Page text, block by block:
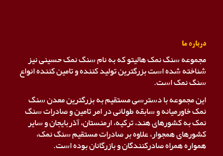
درباره ما
مجموعه سنگ نمک هالیتو که به نام سنگ نمک حسینی نیز
شناخته شده است بزرگترین تولید کننده و تامین کننده انواع
سنگ نمک است.
این مجموعه با دسترسی مستقیم به بزرگترین معدن سنگ
نمک خاورمیانه و سابقه طولانی در امر تامین و صادرات سنگ
نمک به کشورهای هند، ترکیه، ارمنستان، آذربایجان و سایر
کشورهای همجوار، علاوه بر صادرات مستقیم سنگ نمک،
همواره همراه صادرکنندگان و بازرگانان بوده است.